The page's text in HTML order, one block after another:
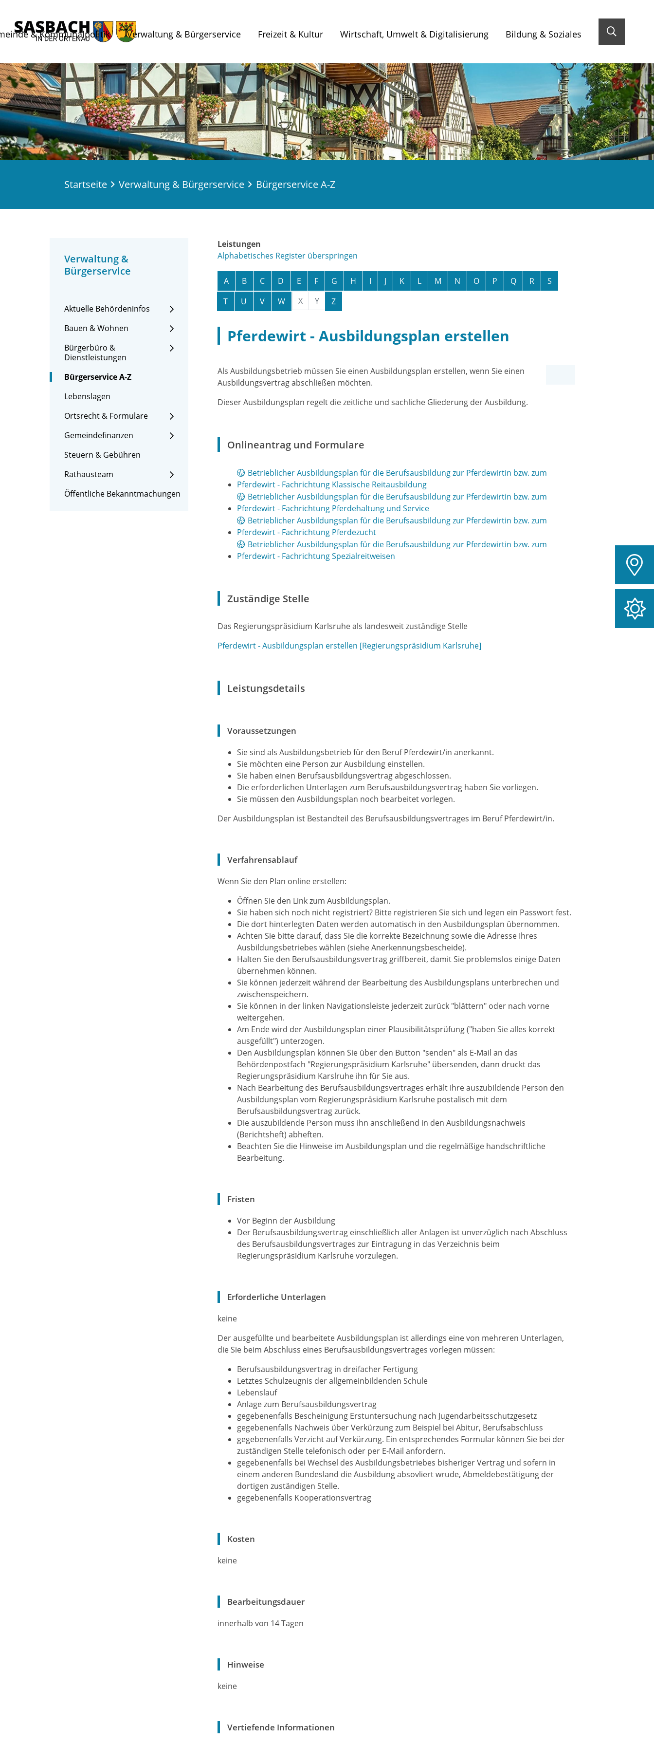
& Kommunalpolitik Verwaltung & Bürgerservice Freizeit & Kultur Wirtschaft, Umwelt & Digitalisierung Bildung & Soziales
Startseite Verwaltung & Bürgerservice Bürgerservice A-Z
Verwaltung &
Bürgerservice
Aktuelle Behördeninfos
Bauen & Wohnen
Bürgerbüro &
Dienstleistungen
Bürgerservice A-Z
Lebenslagen
Ortsrecht & Formulare
Gemeindefinanzen
Steuern & Gebühren
Rathausteam
Öffentliche Bekanntmachungen
Leistungen
Alphabetisches Register überspringen
A B C D E F G H I J K L M N O P Q R
S
T
U V W X Y Z
Pferdewirt - Ausbildungsplan erstellen
Als Ausbildungsbetrieb müssen Sie einen Ausbildungsplan erstellen, wenn Sie einen
Ausbildungsvertrag abschließen möchten.
Dieser Ausbildungsplan regelt die zeitliche und sachliche Gliederung der Ausbildung.
Onlineantrag und Formulare
Betrieblicher Ausbildungsplan für die Berufsausbildung zur Pferdewirtin bzw. zum
Pferdewirt - Fachrichtung Klassische Reitausbildung
Betrieblicher Ausbildungsplan für die Berufsausbildung zur Pferdewirtin bzw. zum
Pferdewirt - Fachrichtung Pferdehaltung und Service
Betrieblicher Ausbildungsplan für die Berufsausbildung zur Pferdewirtin bzw. zum
Pferdewirt - Fachrichtung Pferdezucht
Betrieblicher Ausbildungsplan für die Berufsausbildung zur Pferdewirtin bzw. zum
Pferdewirt - Fachrichtung Spezialreitweisen
Zuständige Stelle
Das Regierungspräsidium Karlsruhe als landesweit zuständige Stelle
Pferdewirt - Ausbildungsplan erstellen [Regierungspräsidium Karlsruhe]
Leistungsdetails
Voraussetzungen
Sie sind als Ausbildungsbetrieb für den Beruf Pferdewirt/in anerkannt.
Sie möchten eine Person zur Ausbildung einstellen.
Sie haben einen Berufsausbildungsvertrag abgeschlossen.
Die erforderlichen Unterlagen zum Berufsausbildungsvertrag haben Sie vorliegen.
Sie müssen den Ausbildungsplan noch bearbeitet vorlegen.
Der Ausbildungsplan ist Bestandteil des Berufsausbildungsvertrages im Beruf Pferdewirt/in.
Verfahrensablauf
Wenn Sie den Plan online erstellen:
Öffnen Sie den Link zum Ausbildungsplan.
Sie haben sich noch nicht registriert? Bitte registrieren Sie sich und legen ein Passwort fest.
Die dort hinterlegten Daten werden automatisch in den Ausbildungsplan übernommen.
Achten Sie bitte darauf, dass Sie die korrekte Bezeichnung sowie die Adresse Ihres
Ausbildungsbetriebes wählen (siehe Anerkennungsbescheide).
Halten Sie den Berufsausbildungsvertrag griffbereit, damit Sie problemslos einige Daten
übernehmen können.
Sie können jederzeit während der Bearbeitung des Ausbildungsplans unterbrechen und
zwischenspeichern.
Sie können in der linken Navigationsleiste jederzeit zurück "blättern" oder nach vorne
weitergehen.
Am Ende wird der Ausbildungsplan einer Plausibilitätsprüfung ("haben Sie alles korrekt
ausgefüllt") unterzogen.
Den Ausbildungsplan können Sie über den Button "senden" als E-Mail an das
Behördenpostfach "Regierungspräsidium Karlsruhe" übersenden, dann druckt das
Regierungspräsidium Karslruhe ihn für Sie aus.
Nach Bearbeitung des Berufsausbildungsvertrages erhält Ihre auszubildende Person den
Ausbildungsplan vom Regierungspräsidium Karlsruhe postalisch mit dem
Berufsausbildungsvertrag zurück.
Die auszubildende Person muss ihn anschließend in den Ausbildungsnachweis
(Berichtsheft) abheften.
Beachten Sie die Hinweise im Ausbildungsplan und die regelmäßige handschriftliche
Bearbeitung.
Fristen
Vor Beginn der Ausbildung
Der Berufsausbildungsvertrag einschließlich aller Anlagen ist unverzüglich nach Abschluss
des Berufsausbildungsvertrages zur Eintragung in das Verzeichnis beim
Regierungspräsidium Karlsruhe vorzulegen.
Erforderliche Unterlagen
keine
Der ausgefüllte und bearbeitete Ausbildungsplan ist allerdings eine von mehreren Unterlagen,
die Sie beim Abschluss eines Berufsausbildungsvertrages vorlegen müssen:
Berufsausbildungsvertrag in dreifacher Fertigung
Letztes Schulzeugnis der allgemeinbildenden Schule
Lebenslauf
Anlage zum Berufsausbildungsvertrag
gegebenenfalls Bescheinigung Erstuntersuchung nach Jugendarbeitsschutzgesetz
gegebenenfalls Nachweis über Verkürzung zum Beispiel bei Abitur, Berufsabschluss
gegebenenfalls Verzicht auf Verkürzung. Ein entsprechendes Formular können Sie bei der
zuständigen Stelle telefonisch oder per E-Mail anfordern.
gegebenenfalls bei Wechsel des Ausbildungsbetriebes bisheriger Vertrag und sofern in
einem anderen Bundesland die Ausbildung absovliert wrude, Abmeldebestätigung der
dortigen zuständigen Stelle.
gegebenenfalls Kooperationsvertrag
Kosten
keine
Bearbeitungsdauer
innerhalb von 14 Tagen
Hinweise
keine
Vertiefende Informationen